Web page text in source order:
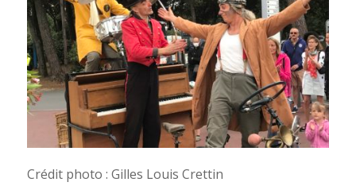
Crédit photo : Gilles Louis Crettin